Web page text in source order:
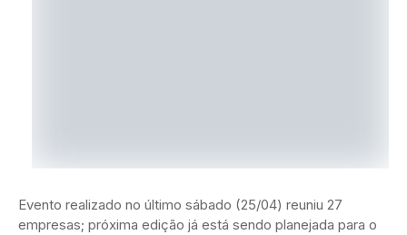
Evento realizado no último sábado (25/04) reuniu 27
empresas; próxima edição já está sendo planejada para o